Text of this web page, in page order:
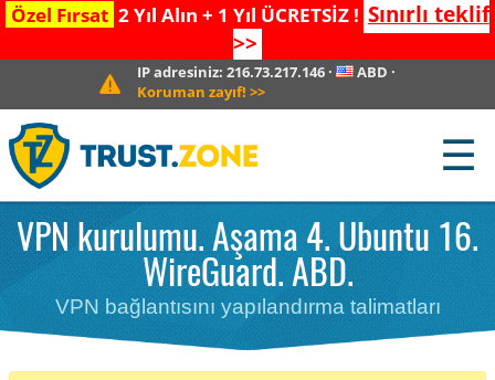
Özel Fırsat 2 Yıl Alın + 1 Yıl ÜCRETSİZ ! Sınırlı teklif
>>
IP adresiniz:216.73.217.146 · ABD ·
Koruman zayıf! >>
☰
VPN kurulumu. Aşama 4. Ubuntu 16.
WireGuard. ABD.
VPN bağlantısını yapılandırma talimatları